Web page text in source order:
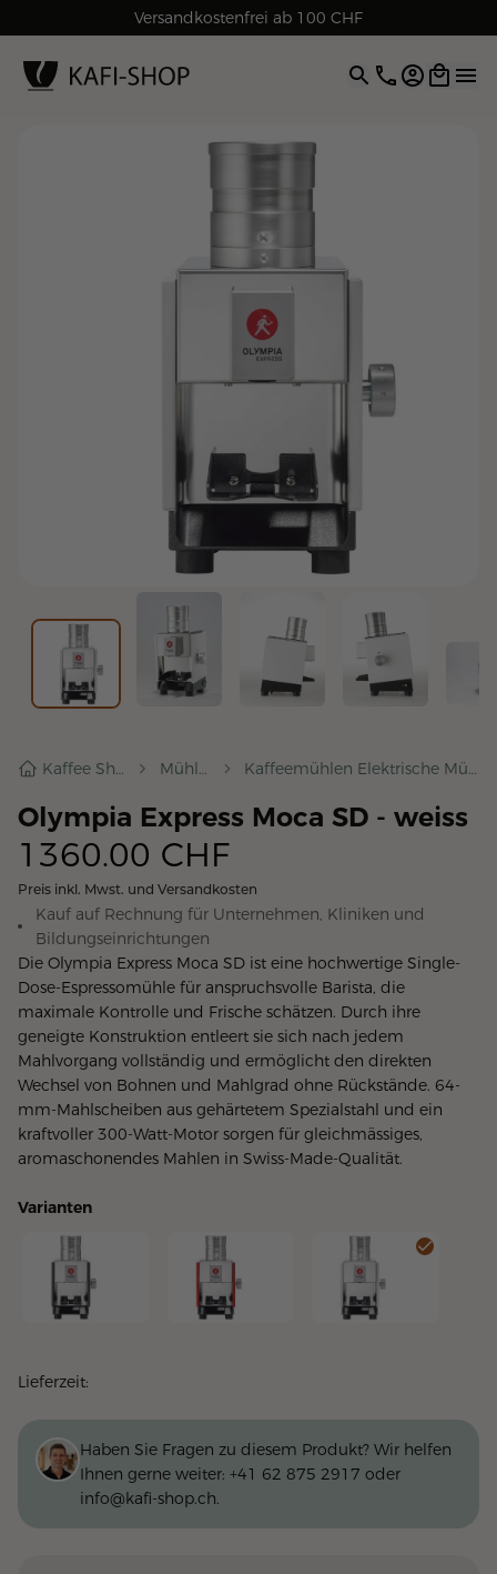
Versandkostenfrei ab 100 CHF
Rechnungskauf für Geschäftskunden
4.9| 5.0 Google
Open
Kaffee Shop Mühlen Kaffeemühlen Elektrische Mühlen
Olympia Express Moca SD - weiss
1360.00 CHF
Preis inkl. Mwst. und Versandkosten
Kauf auf Rechnung für Unternehmen, Kliniken und
Bildungseinrichtungen
Die Olympia Express Moca SD ist eine hochwertige Single-
Dose-Espressomühle für anspruchsvolle Barista, die
maximale Kontrolle und Frische schätzen. Durch ihre
geneigte Konstruktion entleert sie sich nach jedem
Mahlvorgang vollständig und ermöglicht den direkten
Wechsel von Bohnen und Mahlgrad ohne Rückstände. 64-
mm-Mahlscheiben aus gehärtetem Spezialstahl und ein
kraftvoller 300-Watt-Motor sorgen für gleichmässiges,
aromaschonendes Mahlen in Swiss-Made-Qualität.
Varianten
Lieferzeit:
Haben Sie Fragen zu diesem Produkt? Wir helfen
Ihnen gerne weiter: +41 62 875 2917 oder
info@kafi-shop.ch.